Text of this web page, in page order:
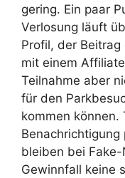
gering. Ein paar
Verlosung läuft
Profil, der
mit einem
Teilnahme aber
für den
kommen können.
Benachrichtigung
bleiben bei
Gewinnfall keine